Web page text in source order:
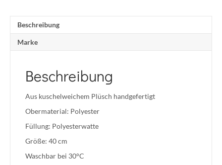
Beschreibung
Marke
Beschreibung
Aus kuschelweichem Plüsch handgefertigt
Obermaterial: Polyester
Füllung: Polyesterwatte
Größe: 40 cm
Waschbar bei 30°C